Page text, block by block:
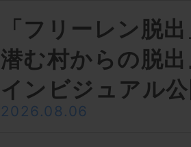
「フリーレン脱
潜む村からの脱
インビジュアル
2026.08.06